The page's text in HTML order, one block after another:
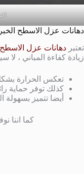
دهانات عزل الاسطح الخبر
تعتبر دهانات عزل الاسطح
زيادة كفاءة المباني ، لا
تعكس الحرارة
كذلك توفر حماية
أيضا تتميز بسهولة
كما اننا